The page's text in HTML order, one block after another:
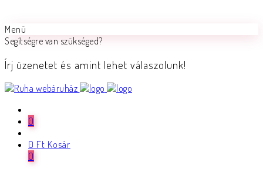
Menü
Segítségre van szükséged?
Írj üzenetet és amint lehet válaszolunk!
0
0 Ft Kosár
0